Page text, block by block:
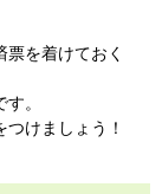
を着けておく
。
けましょう！